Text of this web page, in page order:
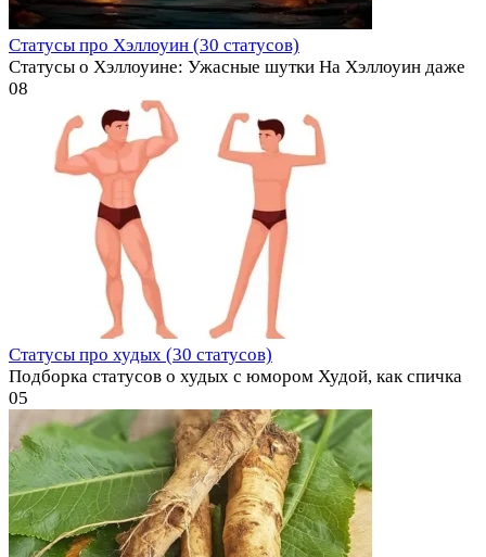
Статусы про Хэллоуин (30 статусов)
Статусы о Хэллоуине: Ужасные шутки На Хэллоуин даже
08
Статусы про худых (30 статусов)
Подборка статусов о худых с юмором Худой, как спичка
05